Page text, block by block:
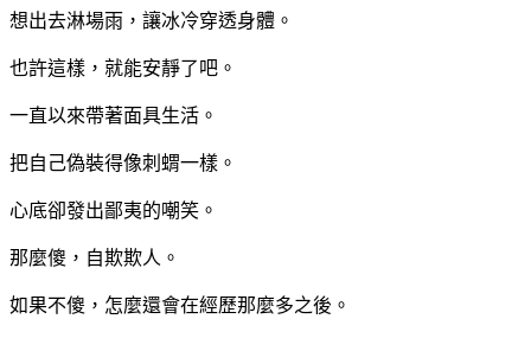
想出去淋場雨，讓冰冷穿透身體。
也許這樣，就能安靜了吧。
一直以來帶著面具生活。
把自己偽裝得像刺蝟一樣。
心底卻發出鄙夷的嘲笑。
那麼傻，自欺欺人。
如果不傻，怎麼還會在經歷那麼多之後。